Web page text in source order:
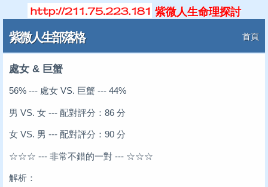
紫微人生命理探討
紫微人生部落格 首頁
處女 & 巨蟹
56% --- 處女 VS. 巨蟹 --- 44%
男 VS. 女 --- 配對評分：86 分
女 VS. 男 --- 配對評分：90 分
☆☆☆ --- 非常不錯的一對 --- ☆☆☆
解析：